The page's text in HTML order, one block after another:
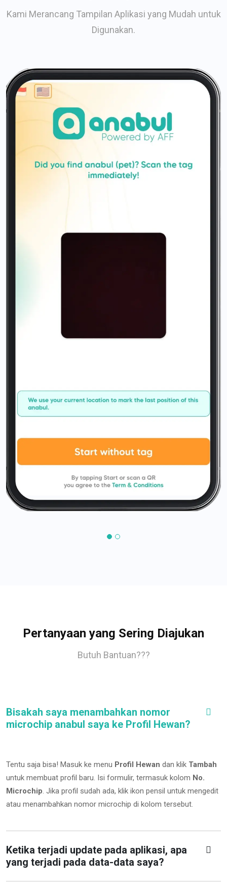
Kami Merancang Tampilan Aplikasi yang Mudah untuk
Digunakan.
Pertanyaan yang Sering Diajukan
Butuh Bantuan???
Bisakah saya menambahkan nomor
microchip anabul saya ke Profil Hewan?
Tentu saja bisa! Masuk ke menu Profil Hewan dan klik Tambah
untuk membuat profil baru. Isi formulir, termasuk kolom No.
Microchip. Jika profil sudah ada, klik ikon pensil untuk mengedit
atau menambahkan nomor microchip di kolom tersebut.
Ketika terjadi update pada aplikasi, apa
yang terjadi pada data-data saya?